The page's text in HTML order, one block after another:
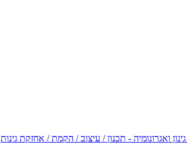
ואגרונומיה - תכנון / עיצוב / הקמת / אחזקת גינות